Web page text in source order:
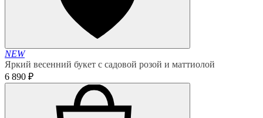
NEW
Яркий весенний букет с садовой розой и маттиолой
6 890 ₽